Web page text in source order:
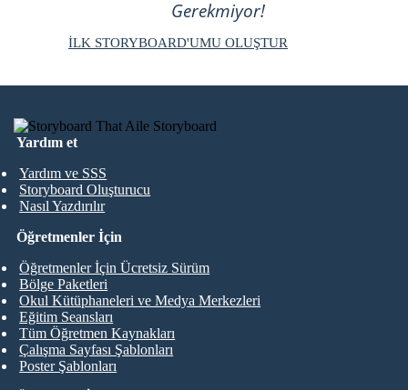
Gerekmiyor!
İLK STORYBOARD'UMU OLUŞTUR
Yardım et
Yardım ve SSS
Storyboard Oluşturucu
Nasıl Yazdırılır
Öğretmenler İçin
Öğretmenler İçin Ücretsiz Sürüm
Bölge Paketleri
Okul Kütüphaneleri ve Medya Merkezleri
Eğitim Seansları
Tüm Öğretmen Kaynakları
Çalışma Sayfası Şablonları
Poster Şablonları